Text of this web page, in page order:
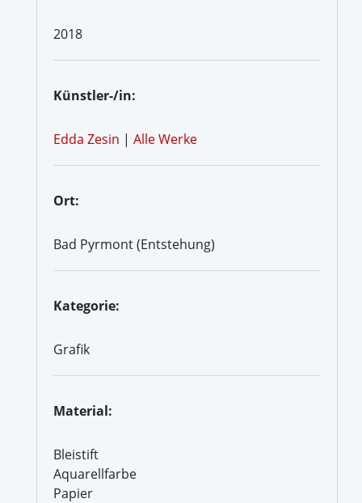
2018
Künstler-/in:
Edda Zesin | Alle Werke
Ort:
Bad Pyrmont (Entstehung)
Kategorie:
Grafik
Material:
Bleistift
Aquarellfarbe
Papier